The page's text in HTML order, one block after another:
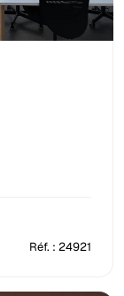
Réf. : 24921